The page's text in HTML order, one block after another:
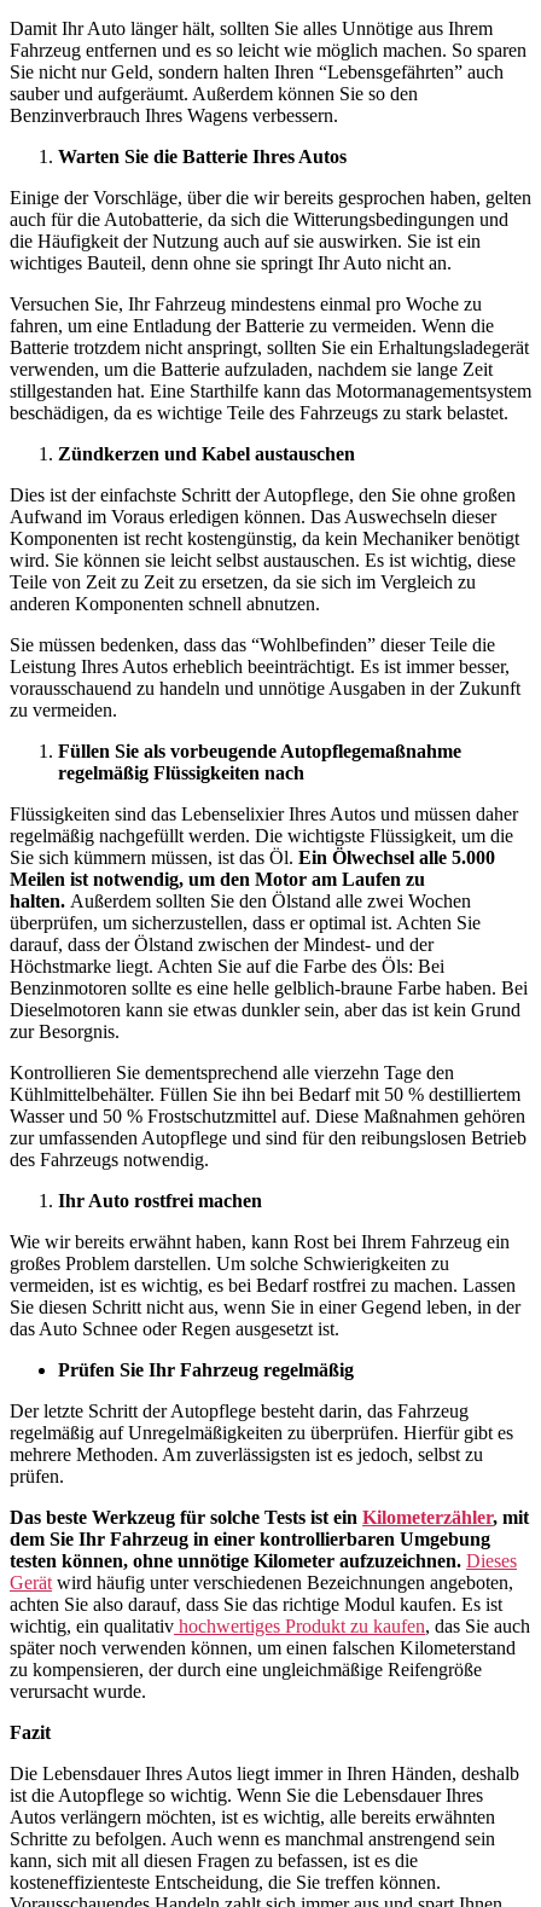
Damit Ihr Auto länger hält, sollten Sie alles Unnötige aus Ihrem
Fahrzeug entfernen und es so leicht wie möglich machen. So sparen
Sie nicht nur Geld, sondern halten Ihren “Lebensgefährten” auch
sauber und aufgeräumt. Außerdem können Sie so den
Benzinverbrauch Ihres Wagens verbessern.
Warten Sie die Batterie Ihres Autos
Einige der Vorschläge, über die wir bereits gesprochen haben, gelten
auch für die Autobatterie, da sich die Witterungsbedingungen und
die Häufigkeit der Nutzung auch auf sie auswirken. Sie ist ein
wichtiges Bauteil, denn ohne sie springt Ihr Auto nicht an.
Versuchen Sie, Ihr Fahrzeug mindestens einmal pro Woche zu
fahren, um eine Entladung der Batterie zu vermeiden. Wenn die
Batterie trotzdem nicht anspringt, sollten Sie ein Erhaltungsladegerät
verwenden, um die Batterie aufzuladen, nachdem sie lange Zeit
stillgestanden hat. Eine Starthilfe kann das Motormanagementsystem
beschädigen, da es wichtige Teile des Fahrzeugs zu stark belastet.
Zündkerzen und Kabel austauschen
Dies ist der einfachste Schritt der Autopflege, den Sie ohne großen
Aufwand im Voraus erledigen können. Das Auswechseln dieser
Komponenten ist recht kostengünstig, da kein Mechaniker benötigt
wird. Sie können sie leicht selbst austauschen. Es ist wichtig, diese
Teile von Zeit zu Zeit zu ersetzen, da sie sich im Vergleich zu
anderen Komponenten schnell abnutzen.
Sie müssen bedenken, dass das “Wohlbefinden” dieser Teile die
Leistung Ihres Autos erheblich beeinträchtigt. Es ist immer besser,
vorausschauend zu handeln und unnötige Ausgaben in der Zukunft
zu vermeiden.
Füllen Sie als vorbeugende Autopflegemaßnahme
regelmäßig Flüssigkeiten nach
Flüssigkeiten sind das Lebenselixier Ihres Autos und müssen daher
regelmäßig nachgefüllt werden. Die wichtigste Flüssigkeit, um die
Sie sich kümmern müssen, ist das Öl. Ein Ölwechsel alle 5.000
Meilen ist notwendig, um den Motor am Laufen zu
halten. Außerdem sollten Sie den Ölstand alle zwei Wochen
überprüfen, um sicherzustellen, dass er optimal ist. Achten Sie
darauf, dass der Ölstand zwischen der Mindest- und der
Höchstmarke liegt. Achten Sie auf die Farbe des Öls: Bei
Benzinmotoren sollte es eine helle gelblich-braune Farbe haben. Bei
Dieselmotoren kann sie etwas dunkler sein, aber das ist kein Grund
zur Besorgnis.
Kontrollieren Sie dementsprechend alle vierzehn Tage den
Kühlmittelbehälter. Füllen Sie ihn bei Bedarf mit 50 % destilliertem
Wasser und 50 % Frostschutzmittel auf. Diese Maßnahmen gehören
zur umfassenden Autopflege und sind für den reibungslosen Betrieb
des Fahrzeugs notwendig.
Ihr Auto rostfrei machen
Wie wir bereits erwähnt haben, kann Rost bei Ihrem Fahrzeug ein
großes Problem darstellen. Um solche Schwierigkeiten zu
vermeiden, ist es wichtig, es bei Bedarf rostfrei zu machen. Lassen
Sie diesen Schritt nicht aus, wenn Sie in einer Gegend leben, in der
das Auto Schnee oder Regen ausgesetzt ist.
Prüfen Sie Ihr Fahrzeug regelmäßig
Der letzte Schritt der Autopflege besteht darin, das Fahrzeug
regelmäßig auf Unregelmäßigkeiten zu überprüfen. Hierfür gibt es
mehrere Methoden. Am zuverlässigsten ist es jedoch, selbst zu
prüfen.
Das beste Werkzeug für solche Tests ist ein Kilometerzähler, mit
dem Sie Ihr Fahrzeug in einer kontrollierbaren Umgebung
testen können, ohne unnötige Kilometer aufzuzeichnen. Dieses
Gerätwird häufig unter verschiedenen Bezeichnungen angeboten,
achten Sie also darauf, dass Sie das richtige Modul kaufen. Es ist
wichtig, ein qualitativ hochwertiges Produkt zu kaufen, das Sie auch
später noch verwenden können, um einen falschen Kilometerstand
zu kompensieren, der durch eine ungleichmäßige Reifengröße
verursacht wurde.
Fazit
Die Lebensdauer Ihres Autos liegt immer in Ihren Händen, deshalb
ist die Autopflege so wichtig. Wenn Sie die Lebensdauer Ihres
Autos verlängern möchten, ist es wichtig, alle bereits erwähnten
Schritte zu befolgen. Auch wenn es manchmal anstrengend sein
kann, sich mit all diesen Fragen zu befassen, ist es die
kosteneffizienteste Entscheidung, die Sie treffen können.